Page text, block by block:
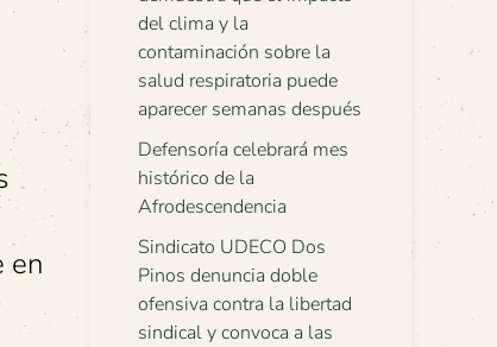
en
del clima y la
contaminación sobre la
salud respiratoria puede
aparecer semanas después
Defensoría celebrará mes
histórico de la
Afrodescendencia
Sindicato UDECO Dos
Pinos denuncia doble
ofensiva contra la libertad
sindical y convoca a las